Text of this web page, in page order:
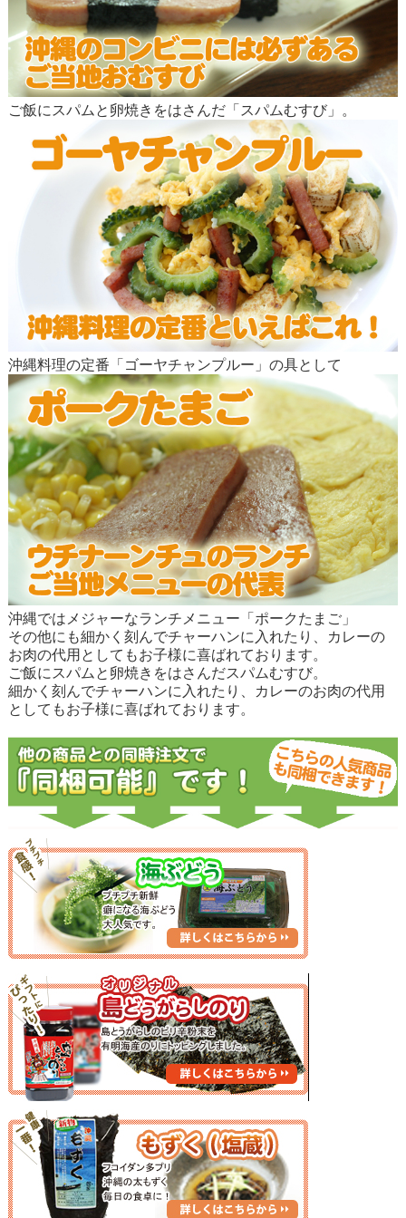
ご飯にスパムと卵焼きをはさんだ「スパムむすび」。
沖縄料理の定番「ゴーヤチャンプルー」の具として
沖縄ではメジャーなランチメニュー「ポークたまご」
その他にも細かく刻んでチャーハンに入れたり、カレーの
お肉の代用としてもお子様に喜ばれております。
ご飯にスパムと卵焼きをはさんだスパムむすび。
細かく刻んでチャーハンに入れたり、カレーのお肉の代用
としてもお子様に喜ばれております。